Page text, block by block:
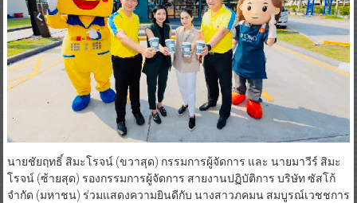
นายชัยฤทธิ์ สิมะโรจน์ (ขวาสุด) กรรมการผู้จัดการ และ นายมาวีร์ สิมะ
โรจน์ (ซ้ายสุด) รองกรรมการผู้จัดการ สายงานปฏิบัติการ บริษัท ซัสโก้
จำกัด (มหาชน) ร่วมแสดงความยินดีกับ นางสาวภคมน สมบูรณ์เวชชการ